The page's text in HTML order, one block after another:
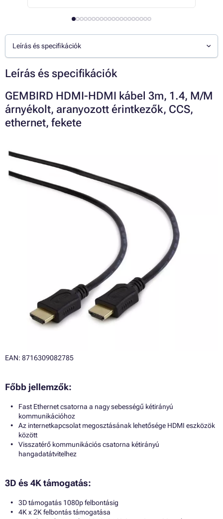
Leírás és specifikációk
Leírás és specifikációk
GEMBIRD HDMI-HDMI kábel 3m, 1.4, M/M
árnyékolt, aranyozott érintkezők, CCS,
ethernet, fekete
EAN: 8716309082785
Főbb jellemzők:
Fast Ethernet csatorna a nagy sebességű kétirányú
kommunikációhoz
Az internetkapcsolat megosztásának lehetősége HDMI eszközök
között
Visszatérő kommunikációs csatorna kétirányú
hangadatátvitelhez
3D és 4K támogatás:
3D támogatás 1080p felbontásig
4K x 2K felbontás támogatása